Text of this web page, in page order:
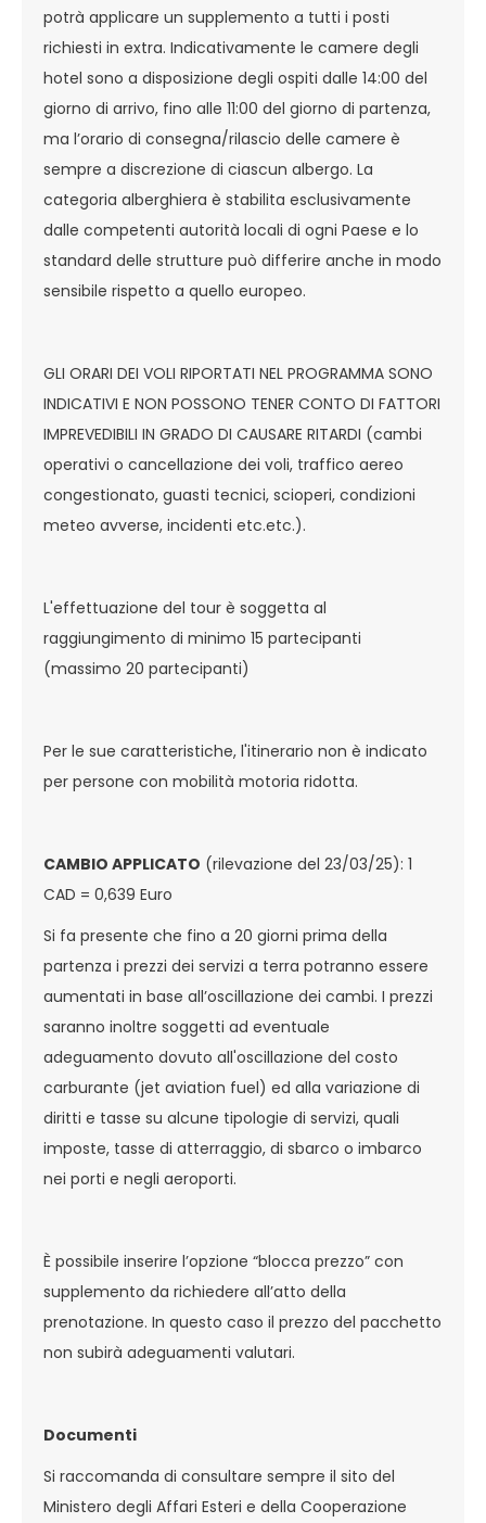
potrà applicare un supplemento a tutti i posti
richiesti in extra. Indicativamente le camere degli
hotel sono a disposizione degli ospiti dalle 14:00 del
giorno di arrivo, fino alle 11:00 del giorno di partenza,
ma l’orario di consegna/rilascio delle camere è
sempre a discrezione di ciascun albergo. La
categoria alberghiera è stabilita esclusivamente
dalle competenti autorità locali di ogni Paese e lo
standard delle strutture può differire anche in modo
sensibile rispetto a quello europeo.
GLI ORARI DEI VOLI RIPORTATI NEL PROGRAMMA SONO
INDICATIVI E NON POSSONO TENER CONTO DI FATTORI
IMPREVEDIBILI IN GRADO DI CAUSARE RITARDI (cambi
operativi o cancellazione dei voli, traffico aereo
congestionato, guasti tecnici, scioperi, condizioni
meteo avverse, incidenti etc.etc.).
L'effettuazione del tour è soggetta al
raggiungimento di minimo 15 partecipanti
(massimo 20 partecipanti)
Per le sue caratteristiche, l'itinerario non è indicato
per persone con mobilità motoria ridotta.
CAMBIO APPLICATO (rilevazione del 23/03/25): 1
CAD = 0,639 Euro
Si fa presente che fino a 20 giorni prima della
partenza i prezzi dei servizi a terra potranno essere
aumentati in base all’oscillazione dei cambi. I prezzi
saranno inoltre soggetti ad eventuale
adeguamento dovuto all'oscillazione del costo
carburante (jet aviation fuel) ed alla variazione di
diritti e tasse su alcune tipologie di servizi, quali
imposte, tasse di atterraggio, di sbarco o imbarco
nei porti e negli aeroporti.
È possibile inserire l’opzione “blocca prezzo” con
supplemento da richiedere all’atto della
prenotazione. In questo caso il prezzo del pacchetto
non subirà adeguamenti valutari.
Documenti
Si raccomanda di consultare sempre il sito del
Ministero degli Affari Esteri e della Cooperazione